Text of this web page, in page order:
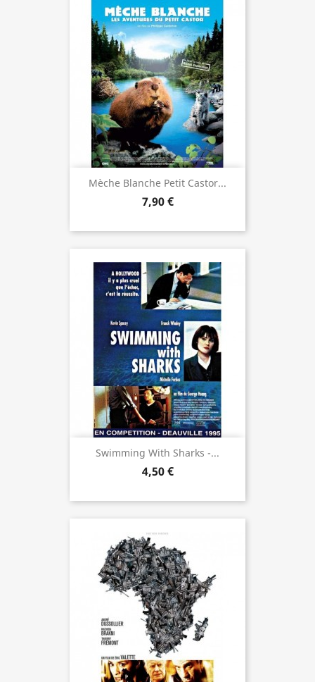
Mèche Blanche Petit Castor...
7,90 €
Swimming With Sharks -...
4,50 €